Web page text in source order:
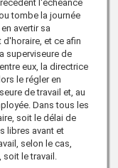
l'échéance
tombe la journée
avertir sa
et ce afin
superviseure de
eux, la directrice
le régler en
de travail et, au
Dans tous les
soit le délai de
libres avant et
selon le cas,
le travail.